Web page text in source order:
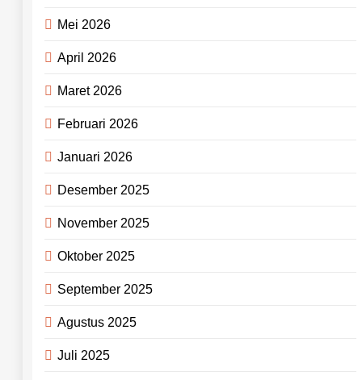
Mei 2026
April 2026
Maret 2026
Februari 2026
Januari 2026
Desember 2025
November 2025
Oktober 2025
September 2025
Agustus 2025
Juli 2025